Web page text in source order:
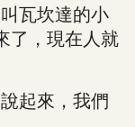
瓦坎達的小
了，現在人就
起來，我們